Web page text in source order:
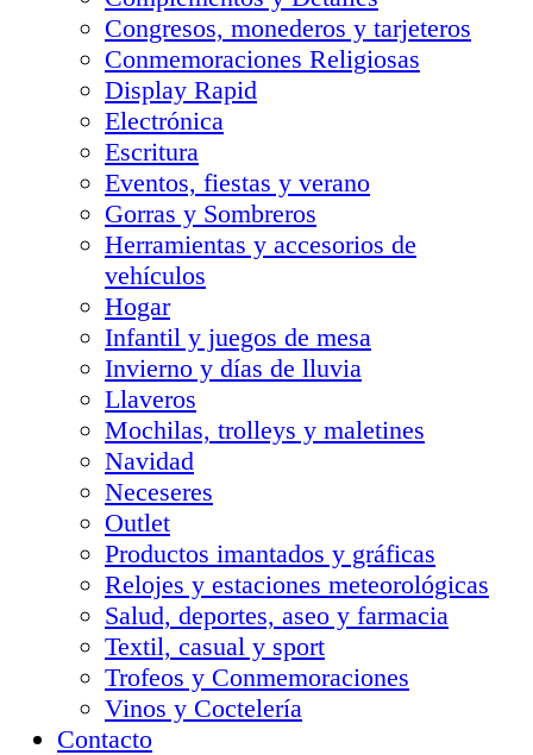
Congresos, monederos y tarjeteros
Conmemoraciones Religiosas
Display Rapid
Electrónica
Escritura
Eventos, fiestas y verano
Gorras y Sombreros
Herramientas y accesorios de
vehículos
Hogar
Infantil y juegos de mesa
Invierno y días de lluvia
Llaveros
Mochilas, trolleys y maletines
Navidad
Neceseres
Outlet
Productos imantados y gráficas
Relojes y estaciones meteorológicas
Salud, deportes, aseo y farmacia
Textil, casual y sport
Trofeos y Conmemoraciones
Vinos y Coctelería
Contacto